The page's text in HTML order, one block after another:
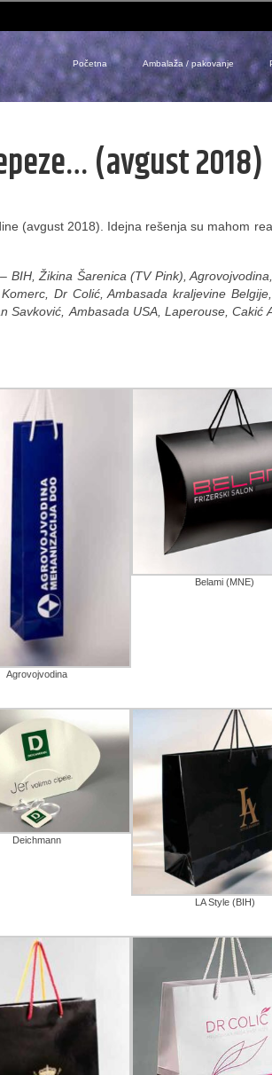
Početna Ambalaža / pakovanje
(avgust 2018)
(avgust 2018). Idejna rešenja su mahom
BIH, Žikina Šarenica (TV Pink),
Dr Colić, Ambasada kraljevine
Savković, Ambasada USA, Laperouse,
Agrovojvodina
Belami (MNE)
Deichmann
LA Style (BIH)